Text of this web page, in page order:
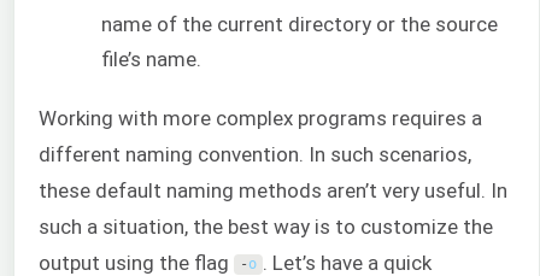
name of the current directory or the source
file’s name.
Working with more complex programs requires a
different naming convention. In such scenarios,
these default naming methods aren’t very useful. In
such a situation, the best way is to customize the
output using the flag
- o . Let’s have a quick